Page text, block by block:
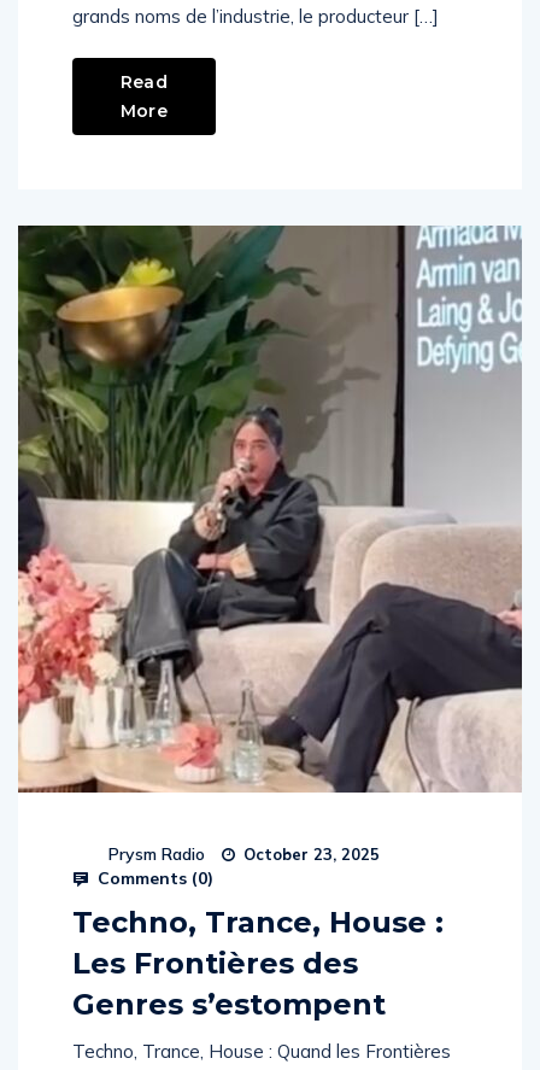
grands noms de l’industrie, le producteur […]
Read
More
Prysm Radio October 23, 2025
Comments (0)
Techno, Trance, House :
Les Frontières des
Genres s’estompent
Techno, Trance, House : Quand les Frontières